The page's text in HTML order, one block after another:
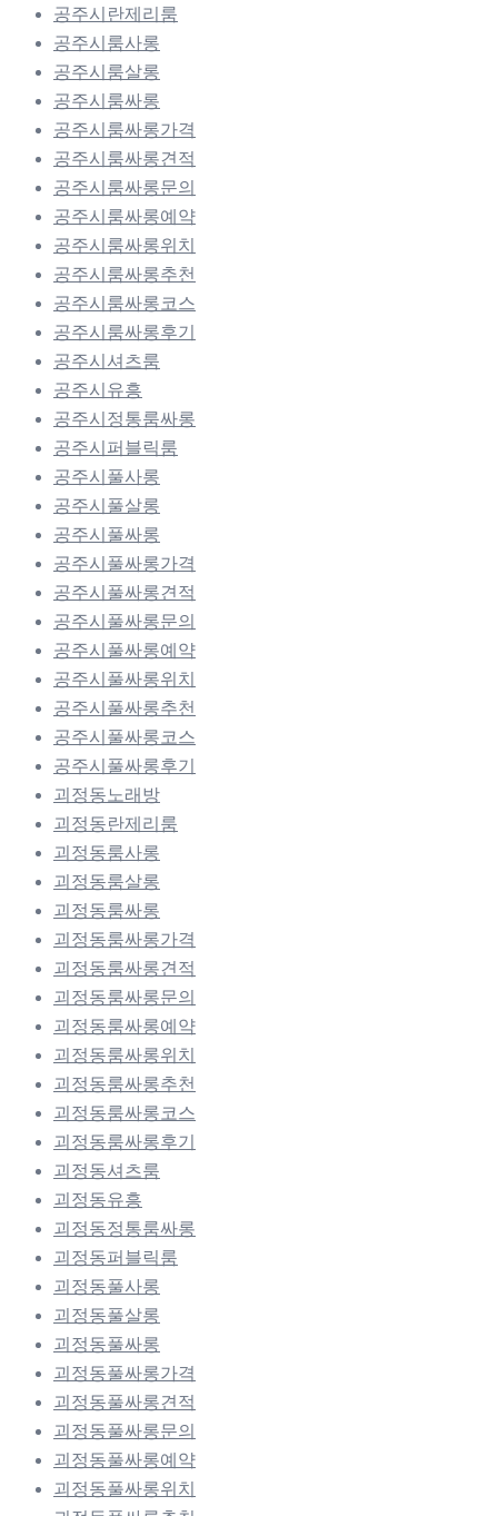
공주시란제리룸
공주시룸사롱
공주시룸살롱
공주시룸싸롱
공주시룸싸롱가격
공주시룸싸롱견적
공주시룸싸롱문의
공주시룸싸롱예약
공주시룸싸롱위치
공주시룸싸롱추천
공주시룸싸롱코스
공주시룸싸롱후기
공주시셔츠룸
공주시유흥
공주시정통룸싸롱
공주시퍼블릭룸
공주시풀사롱
공주시풀살롱
공주시풀싸롱
공주시풀싸롱가격
공주시풀싸롱견적
공주시풀싸롱문의
공주시풀싸롱예약
공주시풀싸롱위치
공주시풀싸롱추천
공주시풀싸롱코스
공주시풀싸롱후기
괴정동노래방
괴정동란제리룸
괴정동룸사롱
괴정동룸살롱
괴정동룸싸롱
괴정동룸싸롱가격
괴정동룸싸롱견적
괴정동룸싸롱문의
괴정동룸싸롱예약
괴정동룸싸롱위치
괴정동룸싸롱추천
괴정동룸싸롱코스
괴정동룸싸롱후기
괴정동셔츠룸
괴정동유흥
괴정동정통룸싸롱
괴정동퍼블릭룸
괴정동풀사롱
괴정동풀살롱
괴정동풀싸롱
괴정동풀싸롱가격
괴정동풀싸롱견적
괴정동풀싸롱문의
괴정동풀싸롱예약
괴정동풀싸롱위치